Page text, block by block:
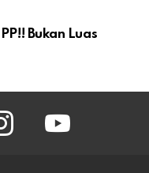
Bukan Luas
instagram youtube